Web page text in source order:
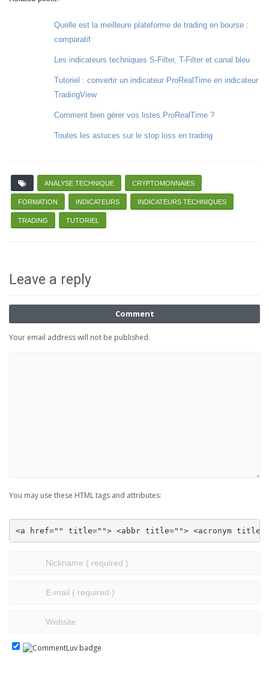
Quelle est la meilleure plateforme de trading en bourse :
comparatif
Les indicateurs techniques S-Filter, T-Filter et canal bleu
Tutoriel : convertir un indicateur ProRealTime en indicateur
TradingView
Comment bien gérer vos listes ProRealTime ?
Toutes les astuces sur le stop loss en trading
ANALYSE TECHNIQUE CRYPTOMONNAIES
FORMATION INDICATEURS INDICATEURS TECHNIQUES
TRADING TUTORIEL
Leave a reply
Comment
Your email address will not be published.
You may use these HTML tags and attributes:
<a href="" title=""> <abbr title=""> <acronym